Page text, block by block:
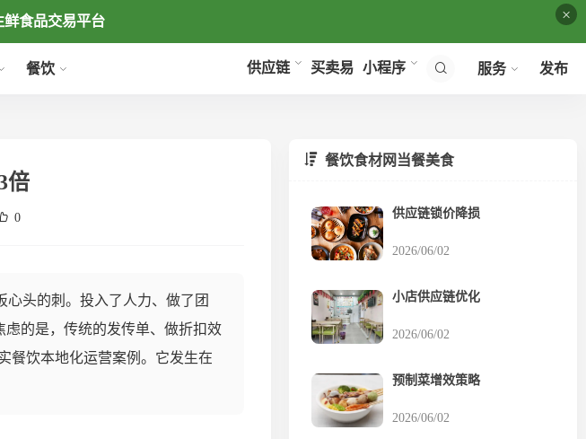
食品交易平台 ×
餐饮 供应链 买卖易 小程序 服务 发布
倍
0
头的刺。投入了人力、做了团
的是，传统的发传单、做折扣效
餐饮本地化运营案例。它发生在
餐饮食材网当餐美食
供应链锁价降损
2026/06/02
小店供应链优化
2026/06/02
预制菜增效策略
2026/06/02